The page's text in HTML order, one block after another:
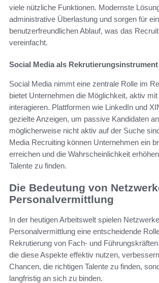
viele nützliche Funktionen. Modernste
administrative Überlastung und sorgen für
benutzerfreundlichen Ablauf, was das
vereinfacht.
Social Media als Rekrutierungsinstrument
Social Media nimmt eine zentrale Rolle im
bietet Unternehmen die Möglichkeit, aktiv mit
interagieren. Plattformen wie LinkedIn und
gezielte Anzeigen, um passive Kandidaten
möglicherweise nicht aktiv auf der Suche
Media Recruiting können Unternehmen ein
erreichen und die Wahrscheinlichkeit
Talente zu finden.
Die Bedeutung von
Personalvermittlung
In der heutigen Arbeitswelt spielen
Personalvermittlung eine entscheidende
Rekrutierung von Fach- und
die diese Aspekte effektiv nutzen,
Chancen, die richtigen Talente zu finden,
langfristig an sich zu binden.